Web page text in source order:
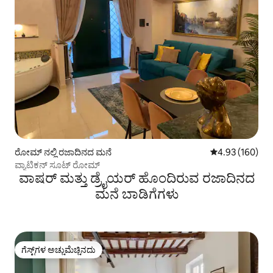
ರೋಮ್ ನಲ್ಲಿ ರಜಾದಿನದ ಮನೆ 5 ರಲ್ಲಿ 4.93
4.93 (160)
ವ್ಯಾಟಿಕನ್ ಸೂಟ್ ರೋಮ್
ವಾಷರ್ ಮತ್ತು ಡ್ರೈಯರ್ ಹೊಂದಿರುವ ರಜಾದಿನದ
ಮನೆ ಬಾಡಿಗೆಗಳು
ಗೆಸ್ಟ್‌ಗಳ ಅಚ್ಚುಮೆಚ್ಚಿನದು
ಗೆಸ್ಟ್‌ಗಳ ಅಚ್ಚುಮೆಚ್ಚಿನದು